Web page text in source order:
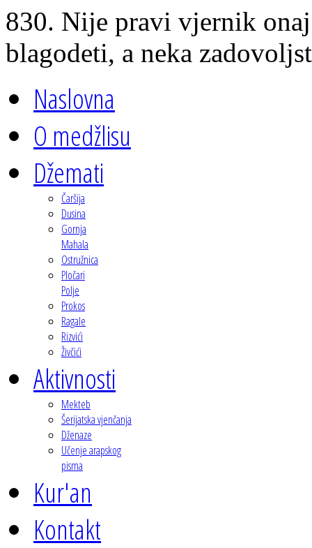
830. Nije pravi vjernik
blagodeti, a neka
Naslovna
O medžlisu
Džemati
Čaršija
Dusina
Gornja
Mahala
Ostružnica
Pločari
Polje
Prokos
Ragale
Rizvići
Živčići
Aktivnosti
Mekteb
Šerijatska vjenčanja
Dženaze
Učenje arapskog
pisma
Kur'an
Kontakt